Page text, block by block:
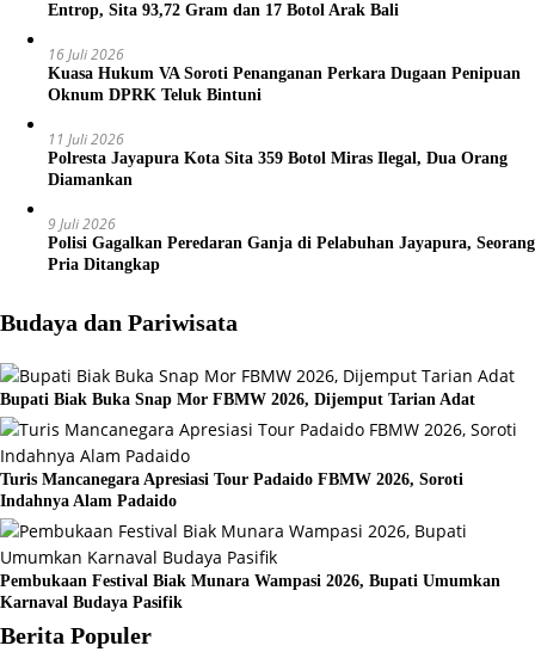
Entrop, Sita 93,72 Gram dan 17 Botol Arak Bali
16 Juli 2026
Kuasa Hukum VA Soroti Penanganan Perkara Dugaan Penipuan
Oknum DPRK Teluk Bintuni
11 Juli 2026
Polresta Jayapura Kota Sita 359 Botol Miras Ilegal, Dua Orang
Diamankan
9 Juli 2026
Polisi Gagalkan Peredaran Ganja di Pelabuhan Jayapura, Seorang
Pria Ditangkap
Budaya dan Pariwisata
Bupati Biak Buka Snap Mor FBMW 2026, Dijemput Tarian Adat
Turis Mancanegara Apresiasi Tour Padaido FBMW 2026, Soroti
Indahnya Alam Padaido
Pembukaan Festival Biak Munara Wampasi 2026, Bupati Umumkan
Karnaval Budaya Pasifik
Berita Populer